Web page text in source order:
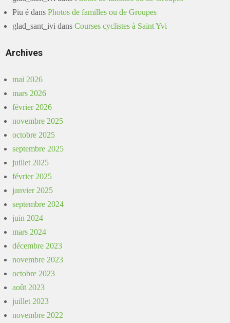
Piu é dansPhotos de familles ou de Groupes
glad_sant_ivi dansCourses cyclistes à Saint Yvi
Archives
mai 2026
mars 2026
février 2026
novembre 2025
octobre 2025
septembre 2025
juillet 2025
février 2025
janvier 2025
septembre 2024
juin 2024
mars 2024
décembre 2023
novembre 2023
octobre 2023
août 2023
juillet 2023
novembre 2022